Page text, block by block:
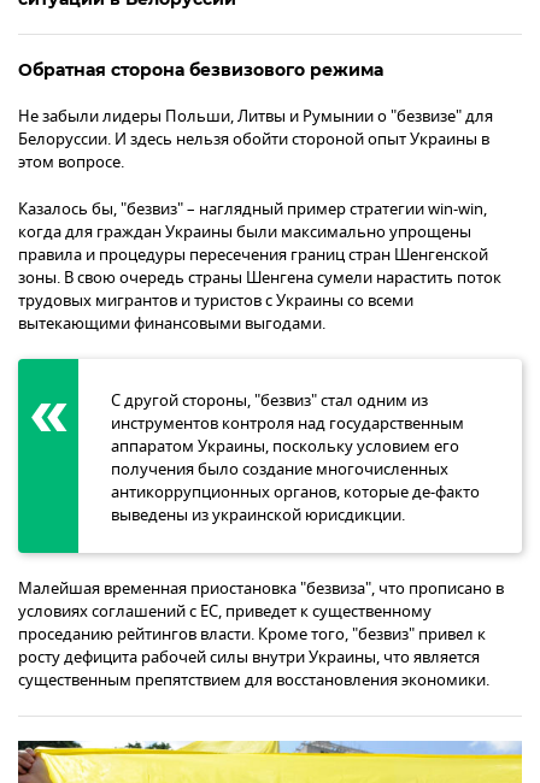
Обратная сторона безвизового режима
Не забыли лидеры Польши, Литвы и Румынии о "безвизе" для
Белоруссии. И здесь нельзя обойти стороной опыт Украины в
этом вопросе.
Казалось бы, "безвиз" – наглядный пример стратегии win-win,
когда для граждан Украины были максимально упрощены
правила и процедуры пересечения границ стран Шенгенской
зоны. В свою очередь страны Шенгена сумели нарастить поток
трудовых мигрантов и туристов с Украины со всеми
вытекающими финансовыми выгодами.
С другой стороны, "безвиз" стал одним из
инструментов контроля над государственным
аппаратом Украины, поскольку условием его
получения было создание многочисленных
антикоррупционных органов, которые де-факто
выведены из украинской юрисдикции.
Малейшая временная приостановка "безвиза", что прописано в
условиях соглашений с ЕС, приведет к существенному
проседанию рейтингов власти. Кроме того, "безвиз" привел к
росту дефицита рабочей силы внутри Украины, что является
существенным препятствием для восстановления экономики.